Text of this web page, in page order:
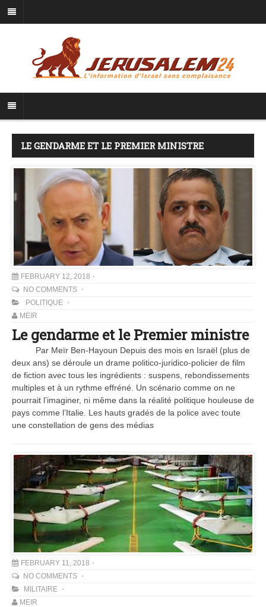
LE GENDARME ET LE PREMIER MINISTRE
FEBRUARY 12, 2018
NO COMMENTS
POLITIQUE
MEIR
Le gendarme et le Premier ministre
Par Meïr Ben-Hayoun Depuis des mois en Israël (plus de
deux ans) se déroule un drame politico-juridico-policier de film
de fiction avec tous les ingrédients : suspens, rebondissements
multiples et à un rythme effréné. Un scénario comme on ne
pourrait l’imaginer, ni même dans la réalité politique houleuse de
pays comme l’Italie. Les hauts gradés de la police avec toute
une constellation de gens des médias
FEBRUARY 11, 2018
NO COMMENTS
MILITAIRE
MEIR